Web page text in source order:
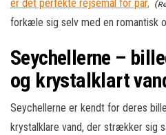
er det perfekte rejsemål for par,
forkæle sig selv med en romantisk
Seychellerne –
og krystalklart
Seychellerne er kendt for deres
krystalklare vand, der strækker sig